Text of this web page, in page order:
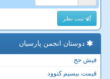
ثبت نظر
دوستان انجمن پارسیان
فیش حج
قیمت بیسیم کنوود